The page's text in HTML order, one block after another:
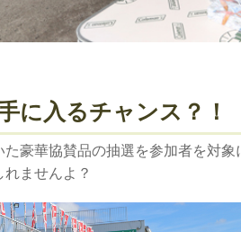
に入るチャンス？！
豪華協賛品の抽選を参加者を対象
ませんよ？